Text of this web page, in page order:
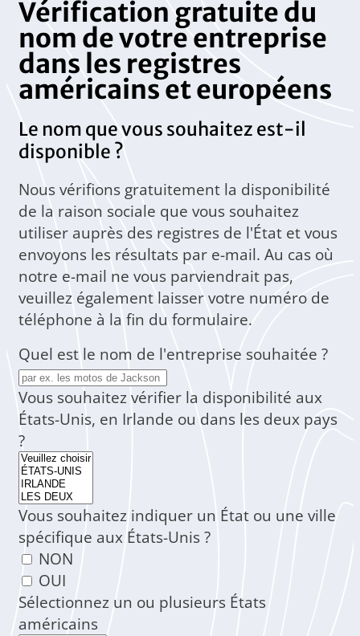
Vérification gratuite du
nom de votre entreprise
dans les registres
américains et européens
Le nom que vous souhaitez est-il
disponible ?
Nous vérifions gratuitement la disponibilité
de la raison sociale que vous souhaitez
utiliser auprès des registres de l'État et vous
envoyons les résultats par e-mail. Au cas où
notre e-mail ne vous parviendrait pas,
veuillez également laisser votre numéro de
téléphone à la fin du formulaire.
Quel est le nom de l'entreprise souhaitée ?
Vous souhaitez vérifier la disponibilité aux
États-Unis, en Irlande ou dans les deux pays
?
Vous souhaitez indiquer un État ou une ville
spécifique aux États-Unis ?
NON
OUI
Sélectionnez un ou plusieurs États
américains